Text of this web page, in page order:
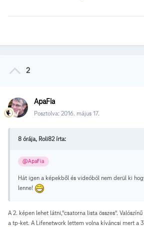
2
ApaFia
Posztolva: 2016. május 17.
8 órája, Roli82 írta:
@ApaFia
Hát igen a képekből és videóból nem derül ki
lenne!
A 2. képen lehet látni,"csatorna lista összes".
a tp-ket. A Lifenetwork lettem volna kíváncsi mert a